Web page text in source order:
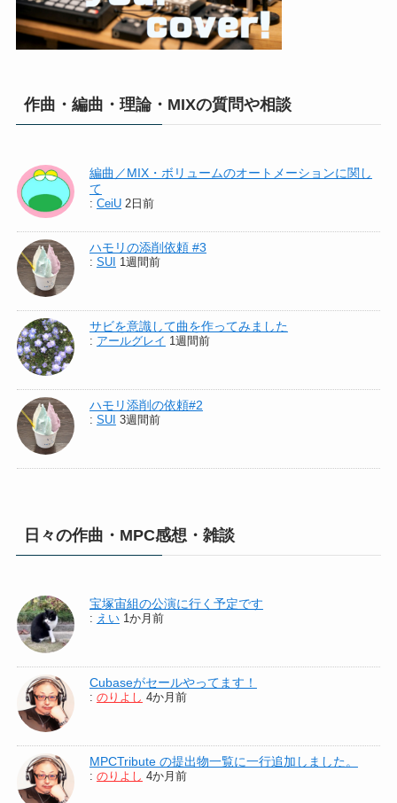
作曲・編曲・理論・MIXの質問や相談
編曲／MIX・ボリュームのオートメーションに関し
て
: CeiU 2日前
ハモリの添削依頼 #3
: SUI 1週間前
サビを意識して曲を作ってみました
: アールグレイ 1週間前
ハモリ添削の依頼#2
: SUI 3週間前
日々の作曲・MPC感想・雑談
宝塚宙組の公演に行く予定です
: えい 1か月前
Cubaseがセールやってます！
: のりよし 4か月前
MPCTribute の提出物一覧に一行追加しました。
: のりよし 4か月前